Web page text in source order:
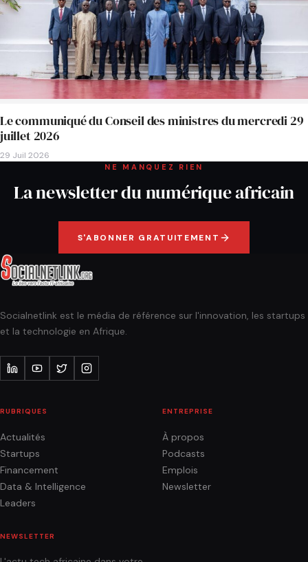
Le communiqué du Conseil des ministres du mercredi 29
juillet 2026
29 Juil 2026
NE MANQUEZ RIEN
La newsletter du numérique africain
S'ABONNER GRATUITEMENT
Socialnetlink est le média de référence sur l'innovation, les startups
et la technologie en Afrique.
RUBRIQUES
Actualités
Startups
Financement
Data & Intelligence
Leaders
ENTREPRISE
À propos
Podcasts
Emplois
Newsletter
NEWSLETTER